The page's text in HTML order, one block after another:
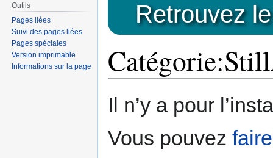
Retrouvez
navigation
recherche
Il n’y a pour
Vous pouvez
Outils
Pages liées
Suivi des pages liées
Pages spéciales
Version imprimable
Informations sur la page